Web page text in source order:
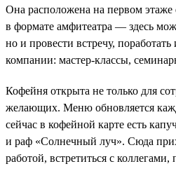
Она расположена на первом
в формате амфитеатра — здесь
но и провести встречу,
компании: мастер-классы,
Кофейня открыта не только для
желающих. Меню обновляется
сейчас в кофейной карте есть
и раф «Солнечный луч». Сюда
работой, встретиться с коллегами,